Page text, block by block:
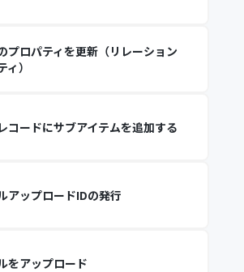
プロパティを更新（リレーション
ィ）
コードにサブアイテムを追加する
アップロードIDの発行
をアップロード